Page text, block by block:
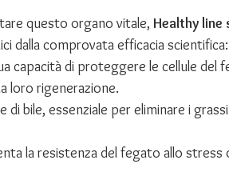
questo organo vitale, Healthy line
dalla comprovata efficacia scientifica:
capacità di proteggere le cellule del
loro rigenerazione.
di bile, essenziale per eliminare i
la resistenza del fegato allo stress